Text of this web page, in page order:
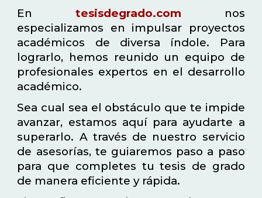
En tesisdegrado.com nos
especializamos en impulsar proyectos
académicos de diversa índole. Para
lograrlo, hemos reunido un equipo de
profesionales expertos en el desarrollo
académico.
Sea cual sea el obstáculo que te impide
avanzar, estamos aquí para ayudarte a
superarlo. A través de nuestro servicio
de asesorías, te guiaremos paso a paso
para que completes tu tesis de grado
de manera eficiente y rápida.